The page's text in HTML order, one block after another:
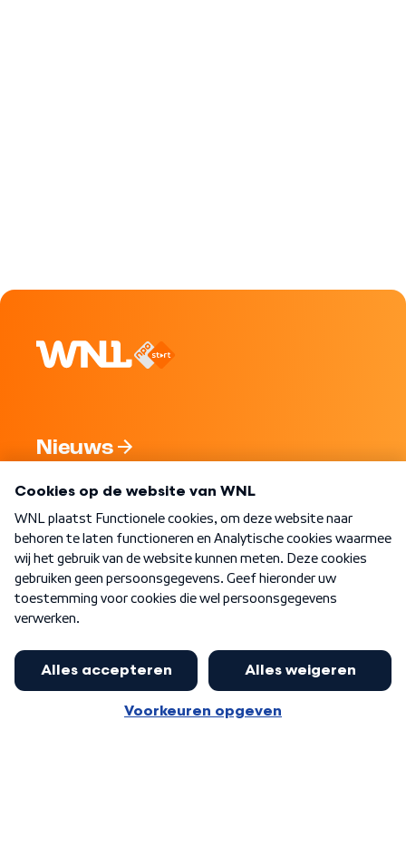
Nieuws
Nieuwsbrief
Word Lid